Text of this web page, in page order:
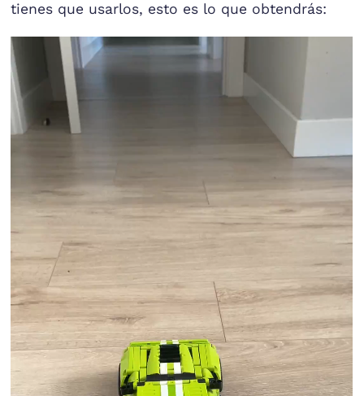
tienes que usarlos, esto es lo que obtendrás: